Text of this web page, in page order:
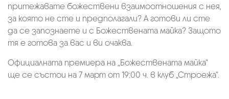
притежавате божествени взаимоотношения с нея,
за която не сте и предполагали? А готови ли сте
да се запознаете и с Божествената майка? Защото
тя е готова за вас и ви очаква.
Официалната премиера на „Божествената майка“
ще се състои на 7 март от 19:00 ч. в клуб „Строежа“.